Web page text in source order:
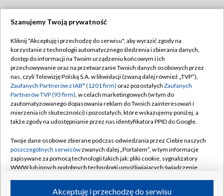
TVP
Abonament TVP
Emisja w TVP
Centrum informacji TVP
Naziemna Telewizja Cyfrowa
Rada Programowa
System NOS
Informacje o nadawcy
Regulamin TVP
Polityka prywatności
Moje zgody
Pomoc
Kontakt
Kanały
Szanujemy Twoją prywatność
Kliknij "Akceptuję i przechodzę do serwisu", aby wyrazić zgody na
korzystanie z technologii automatycznego śledzenia i zbierania danych,
dostęp do informacji na Twoim urządzeniu końcowym i ich
przechowywanie oraz na przetwarzanie Twoich danych osobowych przez
nas, czyli Telewizję Polską S.A. w likwidacji (zwaną dalej również „TVP”),
Zaufanych Partnerów z IAB* (1201 firm) oraz pozostałych Zaufanych
Partnerów TVP (93 firm), w celach marketingowych (w tym do
zautomatyzowanego dopasowania reklam do Twoich zainteresowań i
mierzenia ich skuteczności) i pozostałych, które wskazujemy poniżej, a
także zgody na udostępnianie przez nas identyfikatora PPID do Google.
Twoje dane osobowe zbierane podczas odwiedzania przez Ciebie naszych
poszczególnych serwisówzwanych dalej „Portalem”, w tym informacje
zapisywane za pomocą technologii takich jak: pliki cookie, sygnalizatory
WWW lub innych podobnych technologii umożliwiających świadczenie
ruchu w Internecie.Akceptuję i przechodzę do serwisu